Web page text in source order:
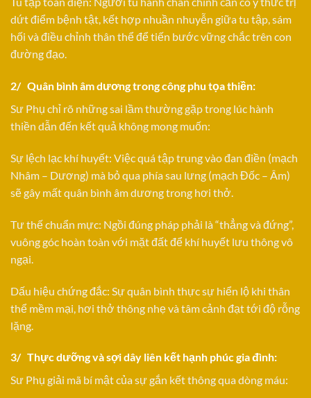
dứt điểm bệnh tật, kết hợp nhuần nhuyễn giữa tu tập, sám
hối và điều chỉnh thân thể để tiến bước vững chắc trên con
đường đạo.
2/ Quân bình âm dương trong công phu tọa thiền:
Sư Phụ chỉ rõ những sai lầm thường gặp trong lúc hành
thiền dẫn đến kết quả không mong muốn:
Sự lệch lạc khí huyết: Việc quá tập trung vào đan điền (mạch
Nhâm – Dương) mà bỏ qua phía sau lưng (mạch Đốc – Âm)
sẽ gây mất quân bình âm dương trong hơi thở.
Tư thế chuẩn mực: Ngồi đúng pháp phải là “thẳng và đứng”,
vuông góc hoàn toàn với mặt đất để khí huyết lưu thông vô
ngại.
Dấu hiệu chứng đắc: Sự quân bình thực sự hiển lộ khi thân
thể mềm mại, hơi thở thông nhẹ và tâm cảnh đạt tới độ rỗng
lặng.
3/ Thực dưỡng và sợi dây liên kết hạnh phúc gia đình:
Sư Phụ giải mã bí mật của sự gắn kết thông qua dòng máu: